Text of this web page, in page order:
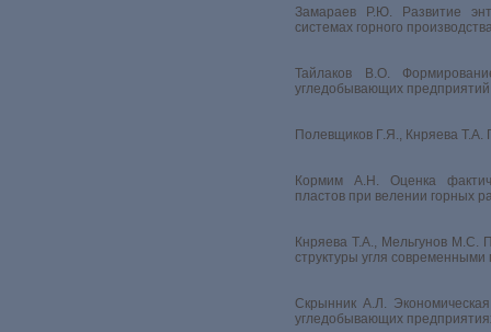
Замараев Р.Ю. Развитие
системах горного
Тайлаков В.О.
угледобывающих предприятий
Полевщиков Г.Я., Кнряева Т.А.
Кормим А.Н. Оценка
пластов при велении горных
Кнряева Т.А., Мельгунов М.С.
структуры угля
Скрынник А.Л.
угледобывающих